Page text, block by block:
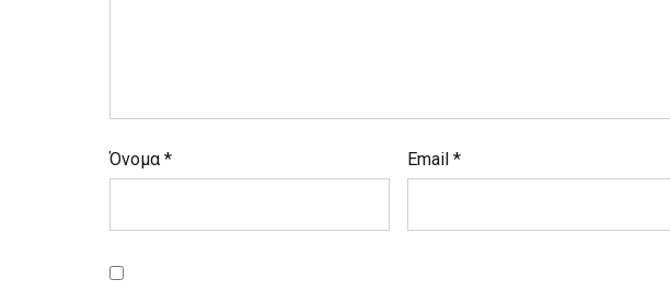
Όνομα * Email*